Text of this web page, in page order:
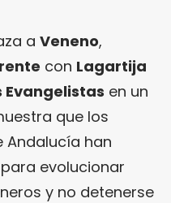
a Veneno,
con Lagartija
Evangelistas en un
que los
Andalucía han
evolucionar
y no detenerse